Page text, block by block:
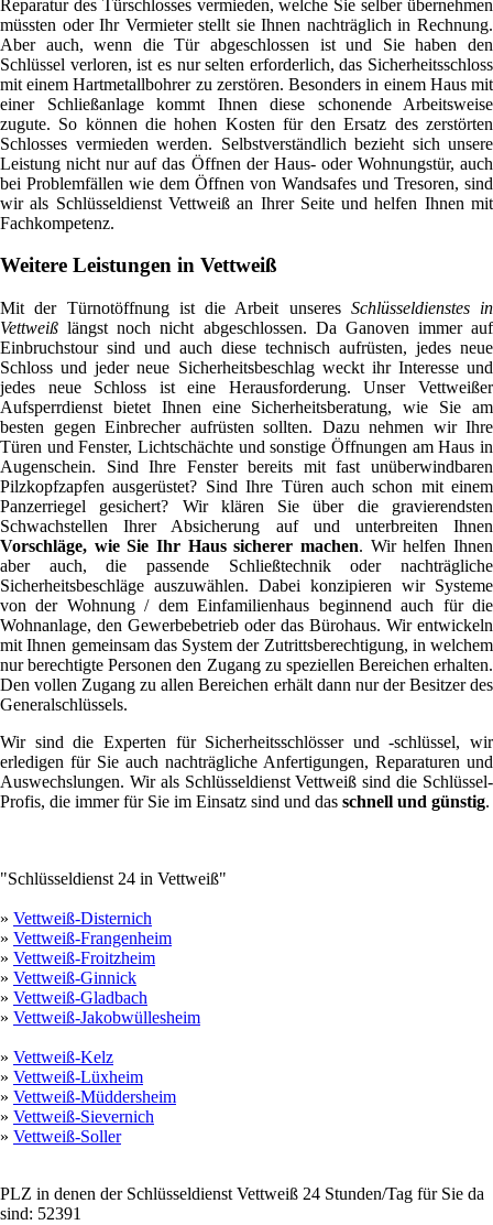
Reparatur des Türschlosses vermieden, welche Sie selber übernehmen
müssten oder Ihr Vermieter stellt sie Ihnen nachträglich in Rechnung.
Aber auch, wenn die Tür abgeschlossen ist und Sie haben den
Schlüssel verloren, ist es nur selten erforderlich, das Sicherheitsschloss
mit einem Hartmetallbohrer zu zerstören. Besonders in einem Haus mit
einer Schließanlage kommt Ihnen diese schonende Arbeitsweise
zugute. So können die hohen Kosten für den Ersatz des zerstörten
Schlosses vermieden werden. Selbstverständlich bezieht sich unsere
Leistung nicht nur auf das Öffnen der Haus- oder Wohnungstür, auch
bei Problemfällen wie dem Öffnen von Wandsafes und Tresoren, sind
wir als Schlüsseldienst Vettweiß an Ihrer Seite und helfen Ihnen mit
Fachkompetenz.
Weitere Leistungen in Vettweiß
Mit der Türnotöffnung ist die Arbeit unseres Schlüsseldienstes in
Vettweiß längst noch nicht abgeschlossen. Da Ganoven immer auf
Einbruchstour sind und auch diese technisch aufrüsten, jedes neue
Schloss und jeder neue Sicherheitsbeschlag weckt ihr Interesse und
jedes neue Schloss ist eine Herausforderung. Unser Vettweißer
Aufsperrdienst bietet Ihnen eine Sicherheitsberatung, wie Sie am
besten gegen Einbrecher aufrüsten sollten. Dazu nehmen wir Ihre
Türen und Fenster, Lichtschächte und sonstige Öffnungen am Haus in
Augenschein. Sind Ihre Fenster bereits mit fast unüberwindbaren
Pilzkopfzapfen ausgerüstet? Sind Ihre Türen auch schon mit einem
Panzerriegel gesichert? Wir klären Sie über die gravierendsten
Schwachstellen Ihrer Absicherung auf und unterbreiten Ihnen
Vorschläge, wie Sie Ihr Haus sicherer machen. Wir helfen Ihnen
aber auch, die passende Schließtechnik oder nachträgliche
Sicherheitsbeschläge auszuwählen. Dabei konzipieren wir Systeme
von der Wohnung / dem Einfamilienhaus beginnend auch für die
Wohnanlage, den Gewerbebetrieb oder das Bürohaus. Wir entwickeln
mit Ihnen gemeinsam das System der Zutrittsberechtigung, in welchem
nur berechtigte Personen den Zugang zu speziellen Bereichen erhalten.
Den vollen Zugang zu allen Bereichen erhält dann nur der Besitzer des
Generalschlüssels.
Wir sind die Experten für Sicherheitsschlösser und -schlüssel, wir
erledigen für Sie auch nachträgliche Anfertigungen, Reparaturen und
Auswechslungen. Wir als Schlüsseldienst Vettweiß sind die Schlüssel-
Profis, die immer für Sie im Einsatz sind und das schnell und günstig.
"Schlüsseldienst 24 in Vettweiß"
» Vettweiß-Disternich
» Vettweiß-Frangenheim
» Vettweiß-Froitzheim
» Vettweiß-Ginnick
» Vettweiß-Gladbach
» Vettweiß-Jakobwüllesheim
» Vettweiß-Kelz
» Vettweiß-Lüxheim
» Vettweiß-Müddersheim
» Vettweiß-Sievernich
» Vettweiß-Soller
PLZ in denen der Schlüsseldienst Vettweiß 24 Stunden/Tag für Sie da
sind: 52391